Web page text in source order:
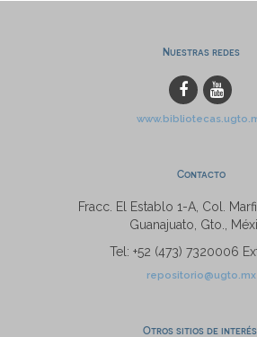
Nuestras redes
Contacto
Fracc. El Establo 1-A, Col.
Guanajuato, Gto.,
Tel: +52 (473) 7320006
repositorio@ugto.mx
Otros sitios de